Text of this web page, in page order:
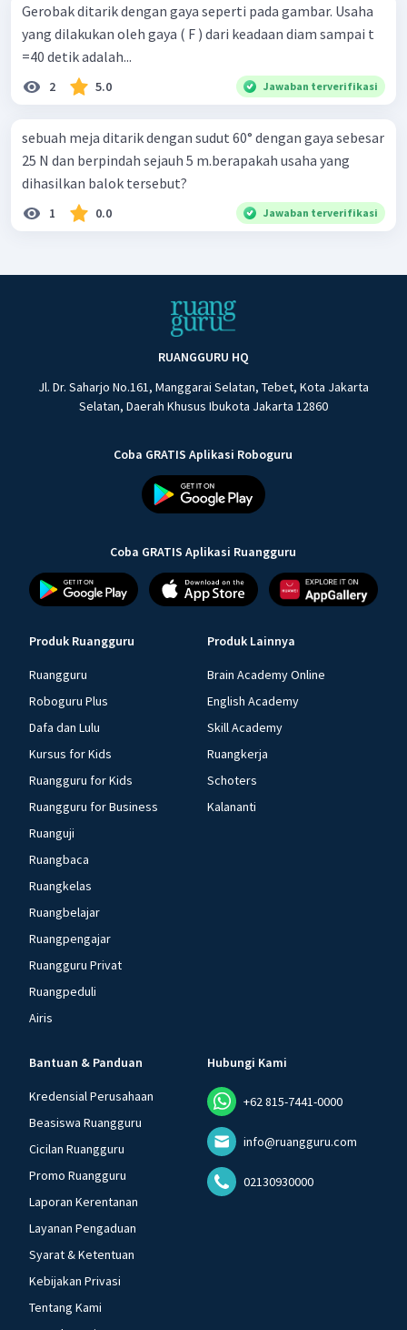
Gerobak ditarik dengan gaya seperti pada gambar. Usaha
yang dilakukan oleh gaya ( F ) dari keadaan diam sampai t
=40 detik adalah...
2 5.0 Jawaban terverifikasi
sebuah meja ditarik dengan sudut 60° dengan gaya sebesar
25 N dan berpindah sejauh 5 m.berapakah usaha yang
dihasilkan balok tersebut?
1 0.0 Jawaban terverifikasi
RUANGGURU HQ
Jl. Dr. Saharjo No.161, Manggarai Selatan, Tebet, Kota Jakarta
Selatan, Daerah Khusus Ibukota Jakarta 12860
Coba GRATIS Aplikasi Roboguru
Coba GRATIS Aplikasi Ruangguru
Produk Ruangguru
Ruangguru
Roboguru Plus
Dafa dan Lulu
Kursus for Kids
Ruangguru for Kids
Ruangguru for Business
Ruanguji
Ruangbaca
Ruangkelas
Ruangbelajar
Ruangpengajar
Ruangguru Privat
Ruangpeduli
Airis
Produk Lainnya
Brain Academy Online
English Academy
Skill Academy
Ruangkerja
Schoters
Kalananti
Bantuan & Panduan
Kredensial Perusahaan
Beasiswa Ruangguru
Cicilan Ruangguru
Promo Ruangguru
Laporan Kerentanan
Layanan Pengaduan
Syarat & Ketentuan
Kebijakan Privasi
Tentang Kami
Hubungi Kami
+62 815-7441-0000
info@ruangguru.com
02130930000